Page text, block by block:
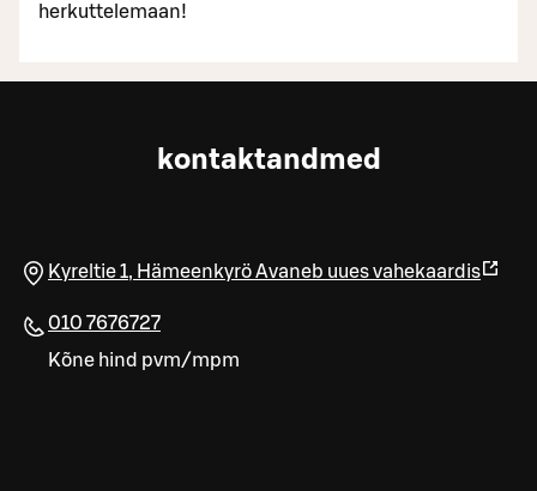
herkuttelemaan!
kontaktandmed
Kyreltie 1, HämeenkyröAvaneb uues vahekaardis
010 7676727
Kõne hind pvm/mpm